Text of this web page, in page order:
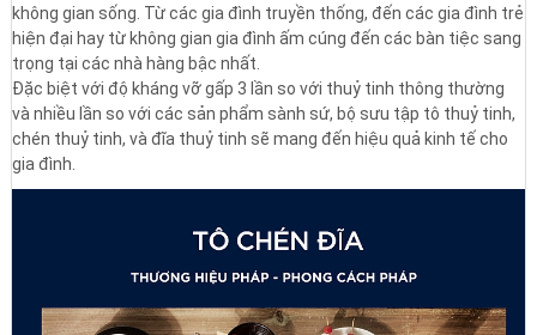
không gian sống. Từ các gia đình truyền thống, đến các gia đình trẻ
hiện đại hay từ không gian gia đình ấm cúng đến các bàn tiệc sang
trọng tại các nhà hàng bậc nhất.
Đặc biệt với độ kháng vỡ gấp 3 lần so với thuỷ tinh thông thường
và nhiều lần so với các sản phẩm sành sứ, bộ sưu tập tô thuỷ tinh,
chén thuỷ tinh, và đĩa thuỷ tinh sẽ mang đến hiệu quả kinh tế cho
gia đình.